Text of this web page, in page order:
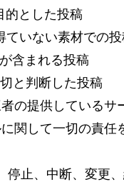
的とした投稿
ていない素材での
含まれる投稿
と判断した投稿
の提供している
関して一切の責任
停止、中断、変更